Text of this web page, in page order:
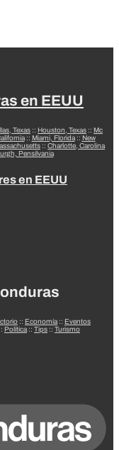
en EEUU
Texas :: Houston, Texas :: Mc
:: Miami, Florida:: New
:: Charlotte, Carolina
Pensilvania
en EEUU
:: Economía :: Eventos
:: Política :: Tips :: Turismo